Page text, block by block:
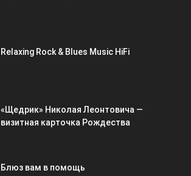
Relaxing Rock & Blues Music HiFi
«Щедрик» Николая Леонтовича —
визитная карточка Рождества
Блюз вам в помощь